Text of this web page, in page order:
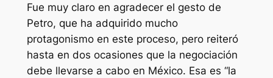
Fue muy claro en agradecer el gesto de
Petro, que ha adquirido mucho
protagonismo en este proceso, pero reiteró
hasta en dos ocasiones que la negociación
debe llevarse a cabo en México. Esa es “la